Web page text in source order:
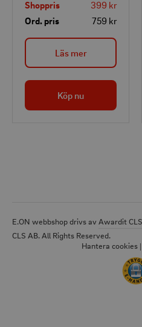
utan behov av eluttag –
perfekt för fasader,
garage eller andra ytor
där ström inte är
framdragen. Med ett
starkt ljusflöde på 790
lumen, rörelsesensor
med 6 meters räckvidd
IP44-klassad för
utomhusbruk.
Shoppris
399 kr
Ord. pris
759 kr
Läs mer
Köp nu
E.ON webbshop drivs av Awardit
CLS AB. All Rights Reserved.
Hantera cookies|